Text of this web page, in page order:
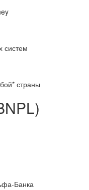
систем
страны
Банка